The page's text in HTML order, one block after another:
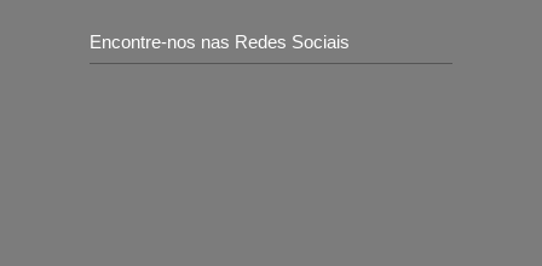
Encontre-nos nas Redes Sociais